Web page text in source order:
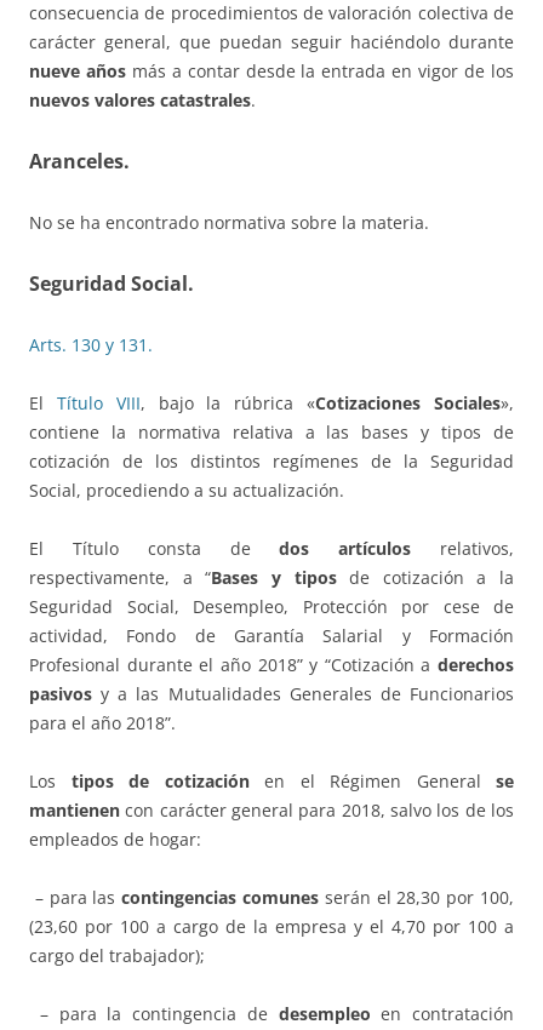
consecuencia de procedimientos de valoración colectiva de
carácter general, que puedan seguir haciéndolo durante
nueve añosmás a contar desde la entrada en vigor de los
nuevos valores catastrales.
Aranceles.
No se ha encontrado normativa sobre la materia.
Seguridad Social.
Arts. 130 y 131.
El Título VIII, bajo la rúbrica «Cotizaciones Sociales»,
contiene la normativa relativa a las bases y tipos de
cotización de los distintos regímenes de la Seguridad
Social, procediendo a su actualización.
El Título consta dedos artículos relativos,
respectivamente, a “Bases y tiposde cotización a la
Seguridad Social, Desempleo, Protección por cese de
actividad, Fondo de Garantía Salarial y Formación
Profesional durante el año 2018” y “Cotización a derechos
pasivos y a las Mutualidades Generales de Funcionarios
para el año 2018”.
Los tipos de cotizaciónen el Régimen General se
mantienen con carácter general para 2018, salvo los de los
empleados de hogar:
– para lascontingencias comunes serán el 28,30 por 100,
(23,60 por 100 a cargo de la empresa y el 4,70 por 100 a
cargo del trabajador);
– para la contingencia de desempleo en contratación